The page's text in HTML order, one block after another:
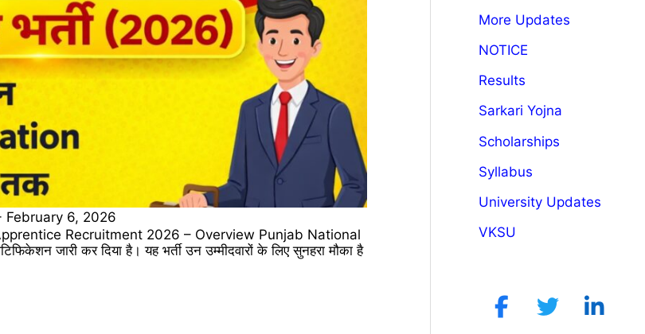
February 6, 2026
Recruitment 2026 – Overview Punjab National
जारी कर दिया है। यह भर्ती उन उम्मीदवारों के लिए सुनहरा मौका है
More Updates
NOTICE
Results
Sarkari Yojna
Scholarships
Syllabus
University Updates
VKSU